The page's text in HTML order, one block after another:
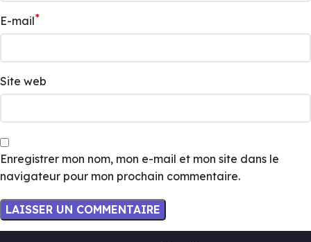
E-mail*
Site web
Enregistrer mon nom, mon e-mail et mon site dans le
navigateur pour mon prochain commentaire.